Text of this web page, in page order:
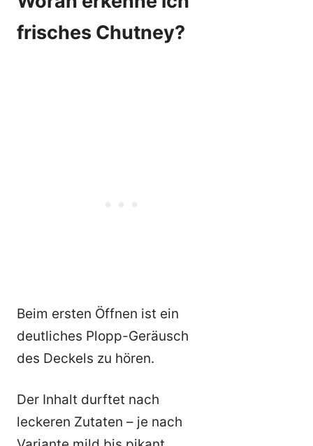
frisches Chutney?
Beim ersten Öffnen ist ein
deutliches Plopp-Geräusch
des Deckels zu hören.
Der Inhalt durftet nach
leckeren Zutaten – je nach